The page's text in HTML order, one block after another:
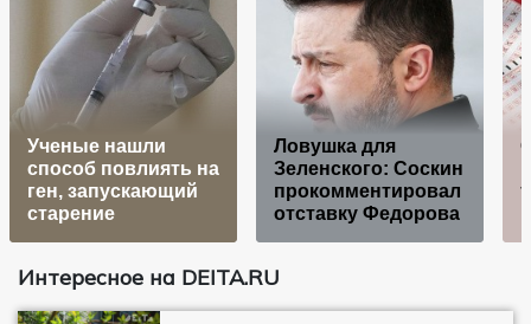
Ученые нашли
способ повлиять на
ген, запускающий
старение
Ловушка для
Зеленского: Соскин
прокомментировал
отставку Федорова
Интересное на DEITA.RU